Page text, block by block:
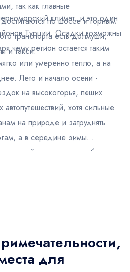
так как главные
по шоссе и горным
транспорта есть долмуши,
и такси.
климат, и это один
Турции. Осадки возможны
чему регион остается таким
или умеренно тепло, а на
Лето и начало осени -
на высокогорья, пеших
хотя сильные
на природе и затруднять
а в середине зимы
районов менее удобно.
для